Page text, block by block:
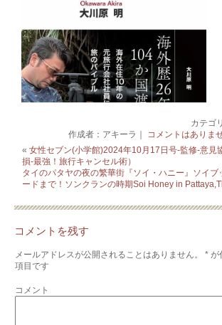
カテゴ
作成者：アキーラ｜
コメントはありま
«女性セブン(小学館)2024年10月17日号-監修‐意見
損-最強！旅行キャンセル術）
タイのパタヤの夜の繁華街『ソイ・ハニー』ソイ
ードまで！ソンクランの時期Soi Honey in
コメントを残す
メールアドレスが公開されることはありません。 * が
項目です
コメント